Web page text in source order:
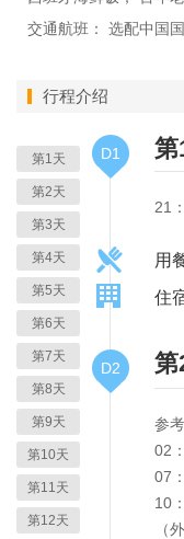
交通航班： 选配中国
行程介绍
第1天
第2天
第3天
第4天
第5天
第6天
第7天
第8天
第9天
第10天
第11天
第12天
D1 第
21
用
住
D2 第
参
02
07
10
（